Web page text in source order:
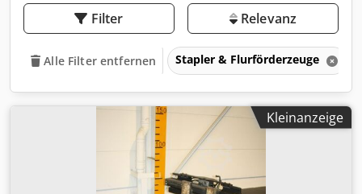
Filter Relevanz
Alle Filter entfernen Stapler & Flurförderzeuge
Kleinanzeige